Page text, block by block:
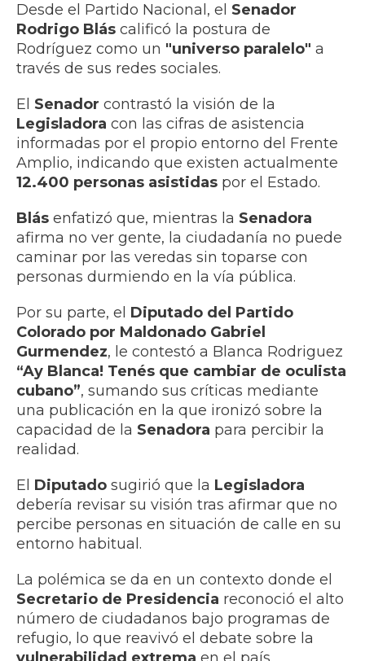
Desde el Partido Nacional, el Senador
Rodrigo Blás calificó la postura de
Rodríguez como un "universo paralelo" a
través de sus redes sociales.
El Senador contrastó la visión de la
Legisladora con las cifras de asistencia
informadas por el propio entorno del Frente
Amplio, indicando que existen actualmente
12.400 personas asistidas por el Estado.
Blás enfatizó que, mientras la Senadora
afirma no ver gente, la ciudadanía no puede
caminar por las veredas sin toparse con
personas durmiendo en la vía pública.
Por su parte, el Diputado del Partido
Colorado por Maldonado Gabriel
Gurmendez, le contestó a Blanca Rodriguez
“Ay Blanca! Tenés que cambiar de oculista
cubano”, sumando sus críticas mediante
una publicación en la que ironizó sobre la
capacidad de la Senadora para percibir la
realidad.
El Diputado sugirió que la Legisladora
debería revisar su visión tras afirmar que no
percibe personas en situación de calle en su
entorno habitual.
La polémica se da en un contexto donde el
Secretario de Presidencia reconoció el alto
número de ciudadanos bajo programas de
refugio, lo que reavivó el debate sobre la